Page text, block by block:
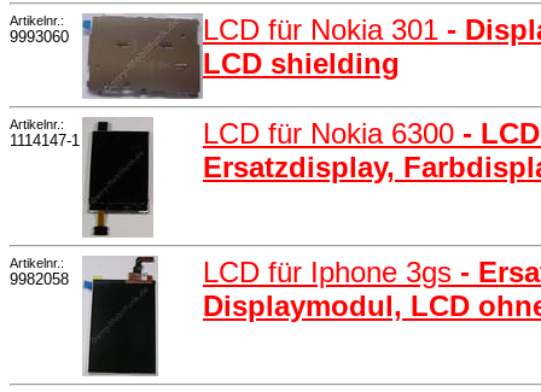
Artikelnr.:
9993060 LCD für Nokia 301 -
LCD shielding
Artikelnr.:
1114147-1 LCD für Nokia 6300 -
Ersatzdisplay,
Artikelnr.:
9982058 LCD für Iphone 3gs -
Displaymodul, LCD